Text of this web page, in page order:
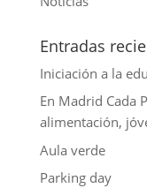
Entradas
Iniciación a la
En Madrid Cada
alimentación,
Aula verde
Parking day